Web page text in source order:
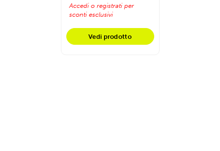
Accedi o registrati per
sconti esclusivi
Vedi prodotto